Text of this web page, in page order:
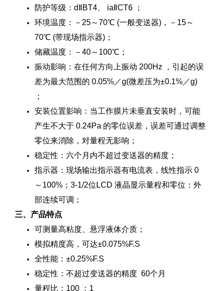
防护等级：dⅡBT4、 iaⅡCT6 ；
环境温度：－25～70℃ (一般变送器)，－15～
70℃ (带现场指示器)；
储藏温度：－40～100℃；
振动影响：在任何方向上振动 200Hz ，引起的误
差为最大范围的 0.05%／g(微差压为±0.1%／g)
；
安装位置影响：当工作膜片未垂直安装时，可能
产生不大于 0.24Pa 的零位误差，误差可通过调整
零位来消除，对量程无影响；
稳定性：六个月内不超过变送器的精度；
指示器：现场输出指示器有电流表，线性指示 0
～100%；3-1/2位LCD 液晶显示量程和零位：外
部连续可调；
三、产品特点
可测量高粘度、悬浮液体介质；
模拟精度高，可达±0.075%F.S
全性能：±0.25%F.S
稳定性：不超过变送器的精度 60个月
量程比：100 ：1